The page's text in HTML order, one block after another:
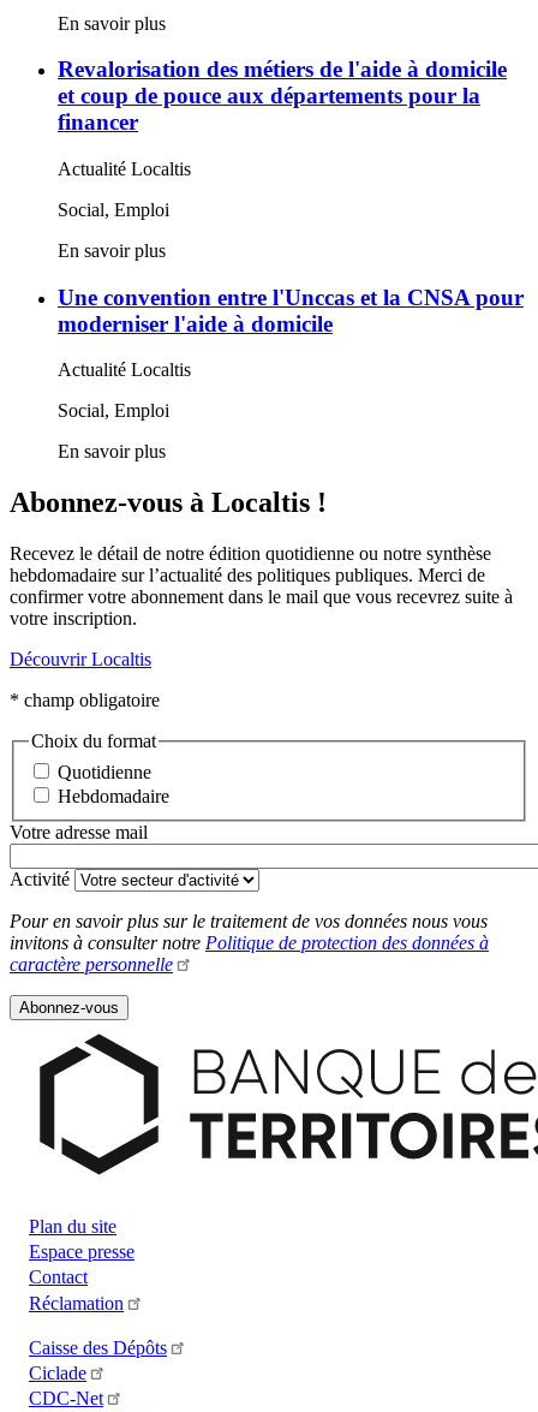
En savoir plus
Revalorisation des métiers de l'aide à domicile
et coup de pouce aux départements pour la
financer
Actualité Localtis
Social, Emploi
En savoir plus
Une convention entre l'Unccas et la CNSA pour
moderniser l'aide à domicile
Actualité Localtis
Social, Emploi
En savoir plus
Abonnez-vous à Localtis !
Recevez le détail de notre édition quotidienne ou notre synthèse
hebdomadaire sur l’actualité des politiques publiques. Merci de
confirmer votre abonnement dans le mail que vous recevrez suite à
votre inscription.
Découvrir Localtis
* champ obligatoire
Choix du format
Quotidienne
Hebdomadaire
Votre adresse mail
Activité (champ obligatoire)
Pour en savoir plus sur le traitement de vos données nous vous
invitons à consulter notre Politique de protection des données à
caractère personnelle
Back to Top of the Page
Plan du site
Espace presse
Contact
Réclamation
Caisse des Dépôts
Ciclade
CDC-Net